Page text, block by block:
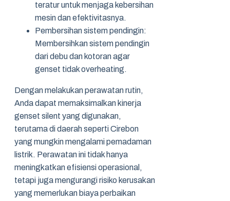
teratur untuk menjaga kebersihan
mesin dan efektivitasnya.
Pembersihan sistem pendingin:
Membersihkan sistem pendingin
dari debu dan kotoran agar
genset tidak overheating.
Dengan melakukan perawatan rutin,
Anda dapat memaksimalkan kinerja
genset silent yang digunakan,
terutama di daerah seperti Cirebon
yang mungkin mengalami pemadaman
listrik. Perawatan ini tidak hanya
meningkatkan efisiensi operasional,
tetapi juga mengurangi risiko kerusakan
yang memerlukan biaya perbaikan